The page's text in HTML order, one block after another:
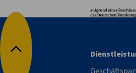
Nach oben